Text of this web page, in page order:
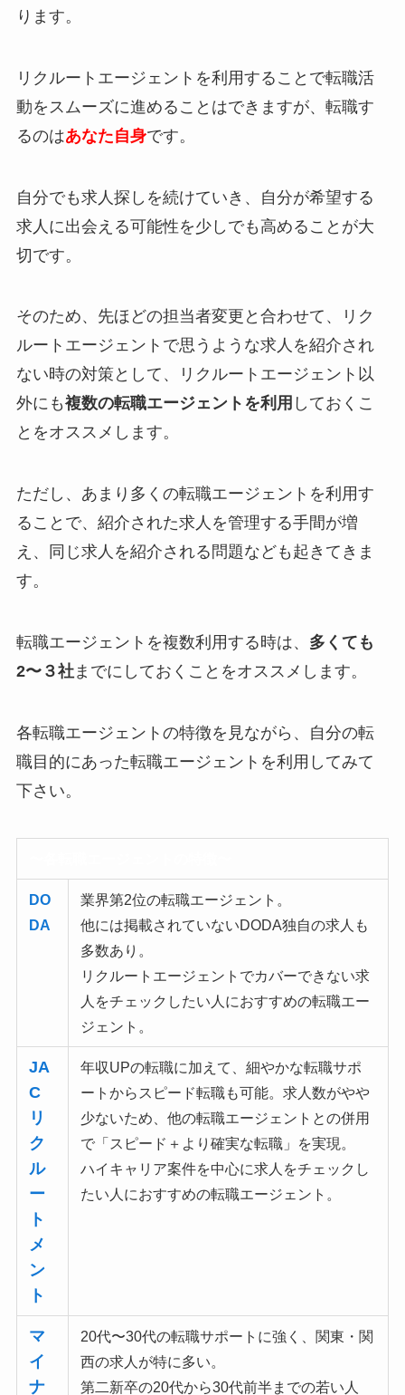
ります。
リクルートエージェントを利用することで転職活
動をスムーズに進めることはできますが、 転職す
るのはあなた自身です。
自分でも求人探しを続けていき、自分が希望する
求人に出会える可能性を少しでも高めることが大
切です。
そのため、先ほどの担当者変更と合わせて、リク
ルートエージェントで思うような求人を紹介され
ない時の対策として、リクルートエージェント以
外にも複数の転職エージェントを利用 しておくこ
とをオススメします。
ただし、あまり多くの転職エージェントを利用す
ることで、紹介された求人を管理する手間が増
え、同じ求人を紹介される問題なども起きてきま
す。
転職エージェントを複数利用する時は、 多くても
2〜３社までにしておくことをオススメします。
各転職エージェントの特徴を見ながら、自分の転
職目的にあった転職エージェントを利用してみて
下さい。
DO
DA
業界第2位の転職エージェント。
他には掲載されていないDODA独自の求人も
多数あり。
リクルートエージェントでカバーできない求
人をチェックしたい人におすすめの転職エー
ジェント。
JA
C
リ
ク
ル
ー
ト
メ
ン
ト
年収UPの転職に加えて、細やかな転職サポ
ートからスピード転職も可能。求人数がやや
少ないため、他の転職エージェントとの併用
で「スピード＋より確実な転職」を実現。
ハイキャリア案件を中心に求人をチェックし
たい人におすすめの転職エージェント。
マ
イ
ナ
20代〜30代の転職サポートに強く、関東・関
西の求人が特に多い。
第二新卒の20代から30代前半までの若い人